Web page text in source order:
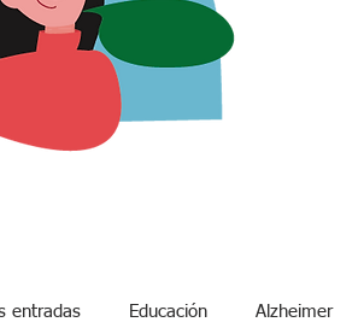
entradas Educación Alzheimer